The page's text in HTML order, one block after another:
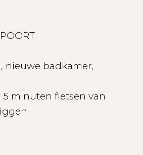
nieuwe badkamer,
minuten fietsen van